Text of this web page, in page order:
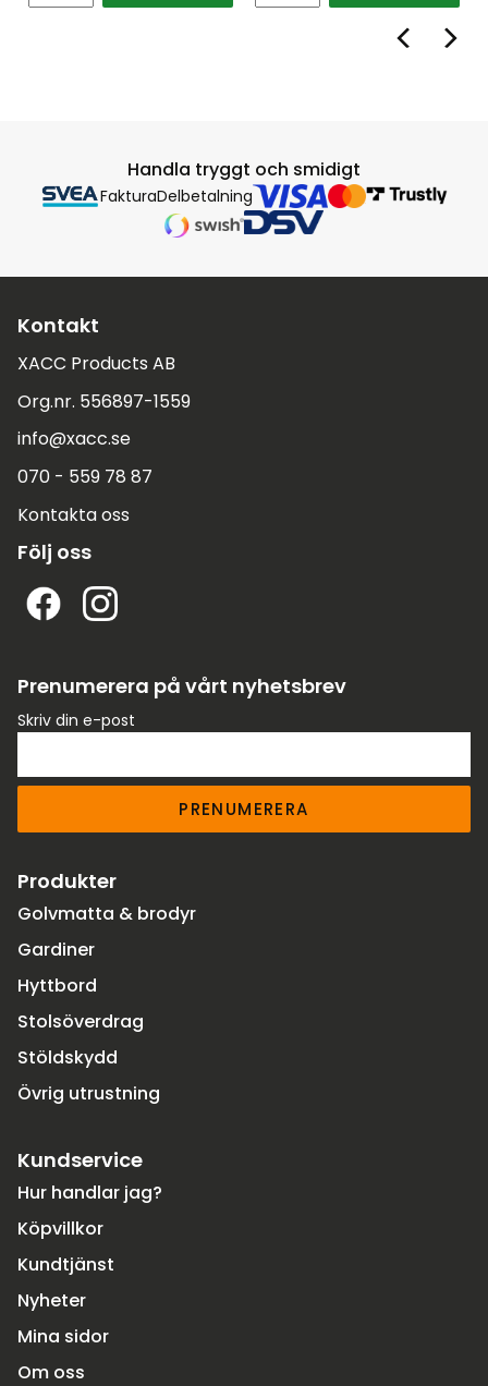
Handla tryggt och smidigt
FakturaDelbetalning
Kontakt
XACC Products AB
Org.nr. 556897-1559
info@xacc.se
070 - 559 78 87
Kontakta oss
Följ oss
Prenumerera på vårt nyhetsbrev
Skriv din e-post
PRENUMERERA
Produkter
Golvmatta & brodyr
Gardiner
Hyttbord
Stolsöverdrag
Stöldskydd
Övrig utrustning
Kundservice
Hur handlar jag?
Köpvillkor
Kundtjänst
Nyheter
Mina sidor
Om oss